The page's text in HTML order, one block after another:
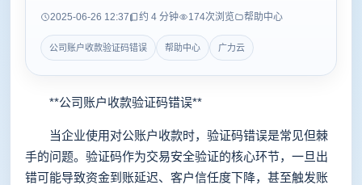
2025-06-26 12:37 约 4 分钟 174次浏览 帮助中心
公司账户收款验证码错误 帮助中心 广力云
**公司账户收款验证码错误**
当企业使用对公账户收款时，验证码错误是常见但棘
手的问题。验证码作为交易安全验证的核心环节，一旦出
错可能导致资金到账延迟、客户信任度下降，甚至触发账